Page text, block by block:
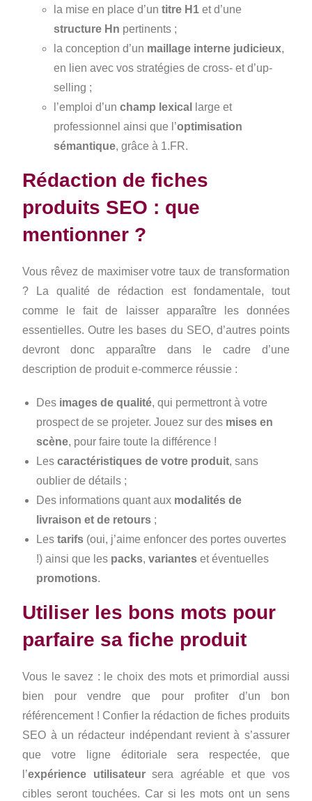
la mise en place d’untitre H1 et d’une
structure Hn pertinents ;
la conception d’un maillage interne judicieux,
en lien avec vos stratégies de cross- et d’up-
selling ;
l’emploi d’un champ lexical
large et
professionnel ainsi que l’optimisation
sémantique, grâce à 1.FR.
Rédaction de fiches
produits SEO : que
mentionner ?
Vous rêvez de maximiser votre taux de transformation
? La qualité de rédaction est fondamentale, tout
comme le fait de laisser apparaître les données
essentielles. Outre les bases du SEO, d’autres points
devront donc apparaître dans le cadre d’une
description de produit e-commerce réussie :
Des images de qualité, qui permettront à votre
prospect de se projeter. Jouez sur des mises en
scène, pour faire toute la différence !
Les caractéristiques de votre produit, sans
oublier de détails ;
Des informations quant aux modalités de
livraison et de retours ;
Lestarifs (oui, j’aime enfoncer des portes ouvertes
!) ainsi que les packs, varianteset éventuelles
promotions.
Utiliser les bons mots pour
parfaire sa fiche produit
Vous le savez : le choix des mots et primordial aussi
bien pour vendre que pour profiter d’un bon
référencement ! Confier la rédaction de fiches produits
SEO à un rédacteur indépendant revient à s’assurer
que votre ligne éditoriale sera respectée, que
l’expérience utilisateursera agréable et que vos
cibles seront touchées. Car si les mots ont un sens